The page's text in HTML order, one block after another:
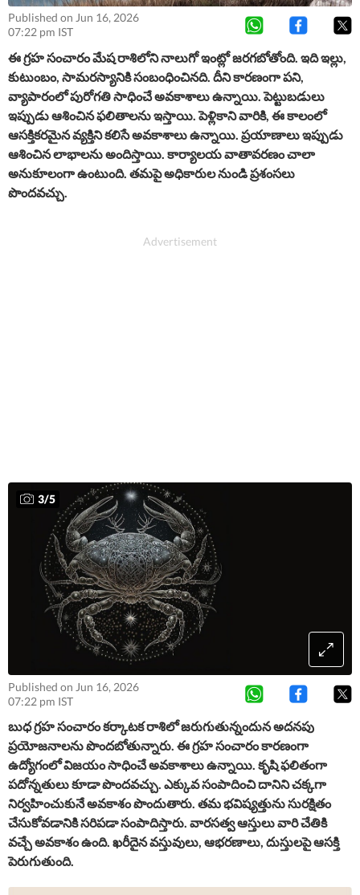
Published on Jun 16, 2026
07:22 pm IST
ఈ గ్రహ సంచారం మేష రాశిలోని నాలుగో ఇంట్లో జరగబోతోంది. ఇది ఇల్లు,
కుటుంబం, సామరస్యానికి సంబంధించినది. దీని కారణంగా పని,
వ్యాపారంలో పురోగతి సాధించే అవకాశాలు ఉన్నాయి. పెట్టుబడులు
ఇప్పుడు ఆశించిన ఫలితాలను ఇస్తాయి. పెళ్లికాని వారికి, ఈ కాలంలో
ఆసక్తికరమైన వ్యక్తిని కలిసే అవకాశాలు ఉన్నాయి. ప్రయాణాలు ఇప్పుడు
ఆశించిన లాభాలను అందిస్తాయి. కార్యాలయ వాతావరణం చాలా
అనుకూలంగా ఉంటుంది. తమపై అధికారుల నుండి ప్రశంసలు
పొందవచ్చు.
3/5
Published on Jun 16, 2026
07:22 pm IST
బుధ గ్రహ సంచారం కర్కాటక రాశిలో జరుగుతున్నందున అదనపు
ప్రయోజనాలను పొందబోతున్నారు. ఈ గ్రహ సంచారం కారణంగా
ఉద్యోగంలో విజయం సాధించే అవకాశాలు ఉన్నాయి. కృషి ఫలితంగా
పదోన్నతులు కూడా పొందవచ్చు. ఎక్కువ సంపాదించి దానిని చక్కగా
నిర్వహించుకునే అవకాశం పొందుతారు. తమ భవిష్యత్తును సురక్షితం
చేసుకోవడానికి సరిపడా సంపాదిస్తారు. వారసత్వ ఆస్తులు వారి చేతికి
వచ్చే అవకాశం ఉంది. ఖరీదైన వస్తువులు, ఆభరణాలు, దుస్తులపై ఆసక్తి
పెరుగుతుంది.